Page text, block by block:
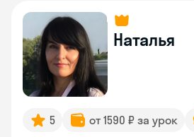
Наталья
5 от 1590 ₽ за урок